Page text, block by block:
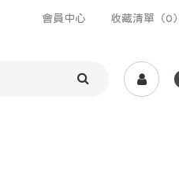
會員中心 收藏清單（0）